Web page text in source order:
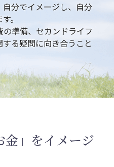
分でイメージし、自分
。
準備、セカンドライフ
る疑問に向き合うこと
金」をイメージ